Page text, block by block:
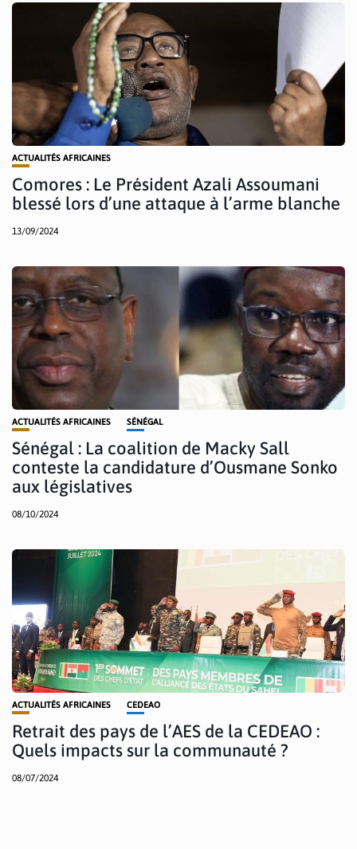
ACTUALITÉS AFRICAINES
Comores : Le Président Azali Assoumani
blessé lors d’une attaque à l’arme blanche
13/09/2024
ACTUALITÉS AFRICAINES SÉNÉGAL
Sénégal : La coalition de Macky Sall
conteste la candidature d’Ousmane Sonko
aux législatives
08/10/2024
ACTUALITÉS AFRICAINES CEDEAO
Retrait des pays de l’AES de la CEDEAO :
Quels impacts sur la communauté ?
08/07/2024